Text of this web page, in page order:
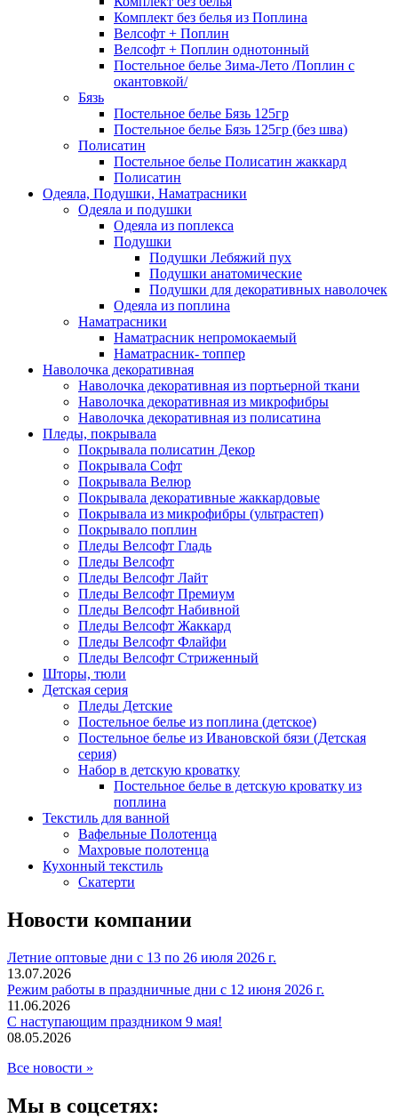
Комплект без белья из Поплина
Велсофт + Поплин
Велсофт + Поплин однотонный
Постельное белье Зима-Лето /Поплин с
окантовкой/
Бязь
Постельное белье Бязь 125гр
Постельное белье Бязь 125гр (без шва)
Полисатин
Постельное белье Полисатин жаккард
Полисатин
Одеяла, Подушки, Наматрасники
Одеяла и подушки
Одеяла из поплекса
Подушки
Подушки Лебяжий пух
Подушки анатомические
Подушки для декоративных наволочек
Одеяла из поплина
Наматрасники
Наматрасник непромокаемый
Наматрасник- топпер
Наволочка декоративная
Наволочка декоративная из портьерной ткани
Наволочка декоративная из микрофибры
Наволочка декоративная из полисатина
Пледы, покрывала
Покрывала полисатин Декор
Покрывала Софт
Покрывала Велюр
Покрывала декоративные жаккардовые
Покрывала из микрофибры (ультрастеп)
Покрывало поплин
Пледы Велсофт Гладь
Пледы Велсофт
Пледы Велсофт Лайт
Пледы Велсофт Премиум
Пледы Велсофт Набивной
Пледы Велсофт Жаккард
Пледы Велсофт Флайфи
Пледы Велсофт Стриженный
Шторы, тюли
Детская серия
Пледы Детские
Постельное белье из поплина (детское)
Постельное белье из Ивановской бязи (Детская
серия)
Набор в детскую кроватку
Постельное белье в детскую кроватку из
поплина
Текстиль для ванной
Вафельные Полотенца
Махровые полотенца
Кухонный текстиль
Скатерти
Новости компании
Летние оптовые дни с 13 по 26 июля 2026 г.
13.07.2026
Режим работы в праздничные дни с 12 июня 2026 г.
11.06.2026
С наступающим праздником 9 мая!
08.05.2026
Все новости »
Мы в соцсетях: